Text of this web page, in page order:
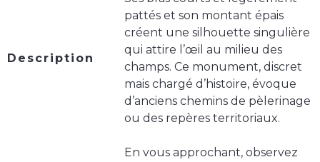
Description
pattés et son montant épais
créent une silhouette singulière
qui attire l’œil au milieu des
champs. Ce monument, discret
mais chargé d’histoire, évoque
d’anciens chemins de pèlerinage
ou des repères territoriaux.
En vous approchant, observez